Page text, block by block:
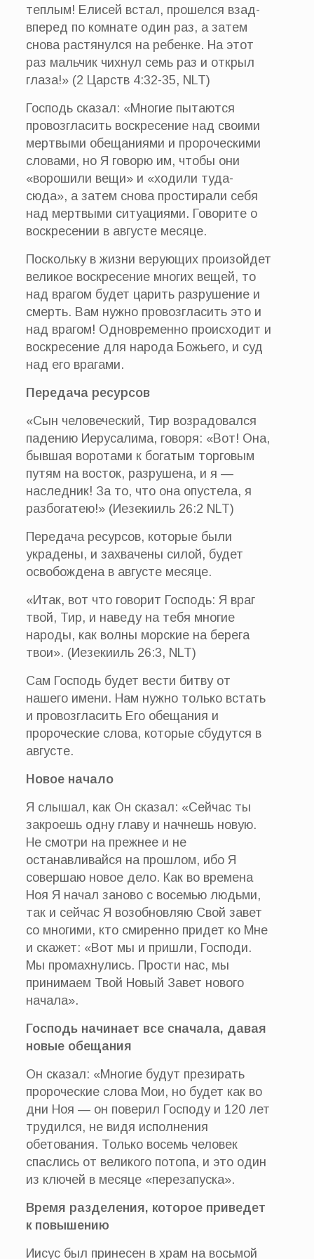
теплым! Елисей встал, прошелся взад-
вперед по комнате один раз, а затем
снова растянулся на ребенке. На этот
раз мальчик чихнул семь раз и открыл
глаза!» (2 Царств 4:32-35, NLT)
Господь сказал: «Многие пытаются
провозгласить воскресение над своими
мертвыми обещаниями и пророческими
словами, но Я говорю им, чтобы они
«ворошили вещи» и «ходили туда-
сюда», а затем снова простирали себя
над мертвыми ситуациями. Говорите о
воскресении в августе месяце.
Поскольку в жизни верующих произойдет
великое воскресение многих вещей, то
над врагом будет царить разрушение и
смерть. Вам нужно провозгласить это и
над врагом! Одновременно происходит и
воскресение для народа Божьего, и суд
над его врагами.
Передача ресурсов
«Сын человеческий, Тир возрадовался
падению Иерусалима, говоря: «Вот! Она,
бывшая воротами к богатым торговым
путям на восток, разрушена, и я —
наследник! За то, что она опустела, я
разбогатею!» (Иезекииль 26:2 NLT)
Передача ресурсов, которые были
украдены, и захвачены силой, будет
освобождена в августе месяце.
«Итак, вот что говорит Господь: Я враг
твой, Тир, и наведу на тебя многие
народы, как волны морские на берега
твои». (Иезекииль 26:3, NLT)
Сам Господь будет вести битву от
нашего имени. Нам нужно только встать
и провозгласить Его обещания и
пророческие слова, которые сбудутся в
августе.
Новое начало
Я слышал, как Он сказал: «Сейчас ты
закроешь одну главу и начнешь новую.
Не смотри на прежнее и не
останавливайся на прошлом, ибо Я
совершаю новое дело. Как во времена
Ноя Я начал заново с восемью людьми,
так и сейчас Я возобновляю Свой завет
со многими, кто смиренно придет ко Мне
и скажет: «Вот мы и пришли, Господи.
Мы промахнулись. Прости нас, мы
принимаем Твой Новый Завет нового
начала».
Господь начинает все сначала, давая
новые обещания
Он сказал: «Многие будут презирать
пророческие слова Мои, но будет как во
дни Ноя — он поверил Господу и 120 лет
трудился, не видя исполнения
обетования. Только восемь человек
спаслись от великого потопа, и это один
из ключей в месяце «перезапуска».
Время разделения, которое приведет
к повышению
Иисус был принесен в храм на восьмой